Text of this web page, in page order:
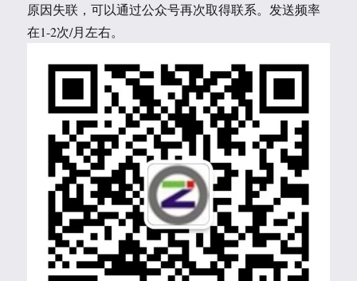
原因失联，可以通过公众号再次取得联系。发送频率
在1-2次/月左右。